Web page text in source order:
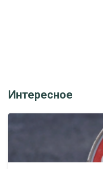
Интересное